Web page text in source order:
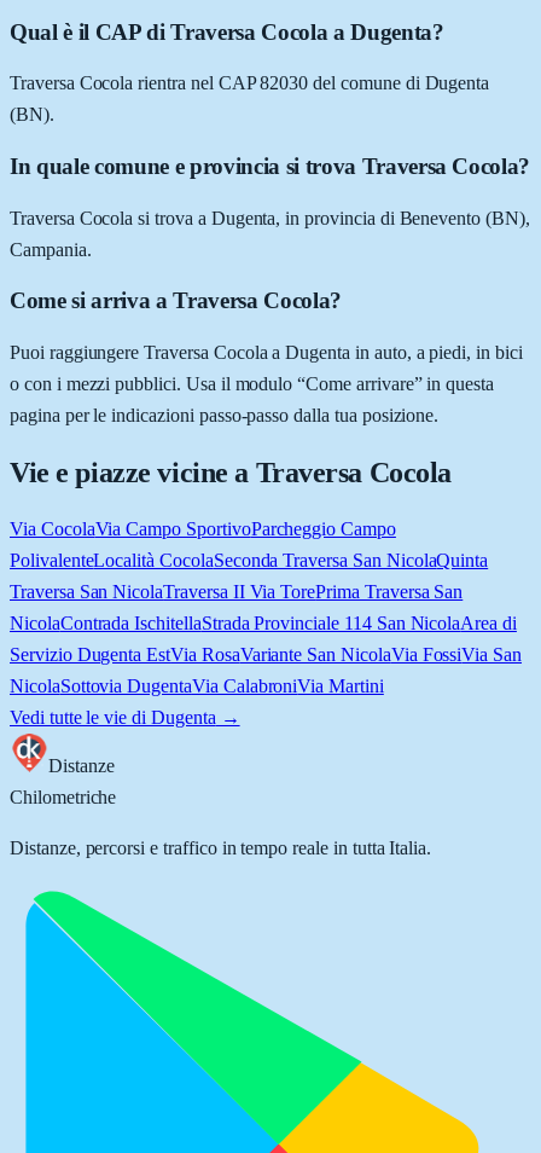
Qual è il CAP di Traversa Cocola a Dugenta?
Traversa Cocola rientra nel CAP 82030 del comune di Dugenta
(BN).
In quale comune e provincia si trova Traversa Cocola?
Traversa Cocola si trova a Dugenta, in provincia di Benevento (BN),
Campania.
Come si arriva a Traversa Cocola?
Puoi raggiungere Traversa Cocola a Dugenta in auto, a piedi, in bici
o con i mezzi pubblici. Usa il modulo “Come arrivare” in questa
pagina per le indicazioni passo-passo dalla tua posizione.
Vie e piazze vicine a Traversa Cocola
Via CocolaVia Campo SportivoParcheggio Campo
PolivalenteLocalità CocolaSeconda Traversa San NicolaQuinta
Traversa San NicolaTraversa II Via TorePrima Traversa San
NicolaContrada IschitellaStrada Provinciale 114 San NicolaArea di
Servizio Dugenta EstVia RosaVariante San NicolaVia FossiVia San
NicolaSottovia DugentaVia CalabroniVia Martini
Vedi tutte le vie di Dugenta →
Distanze
Chilometriche
Distanze, percorsi e traffico in tempo reale in tutta Italia.